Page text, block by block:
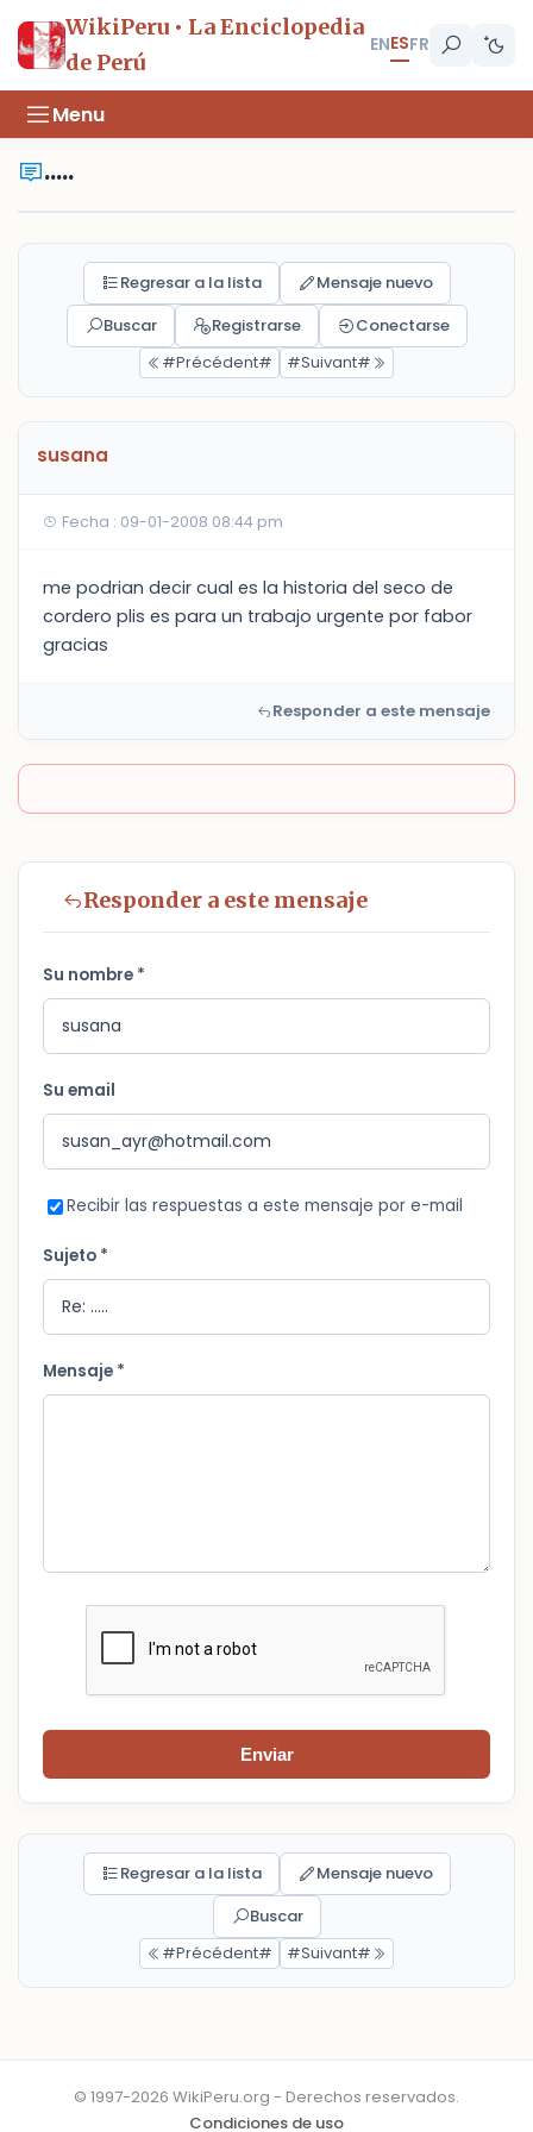
WikiPeru • La Enciclopedia
de Perú
ENESFR
Menu
.....
Regresar a la lista
Mensaje nuevo
Buscar
Registrarse
Conectarse
#Précédent#
#Suivant#
susana
Fecha : 09-01-2008 08:44 pm
me podrian decir cual es la historia del seco de
cordero plis es para un trabajo urgente por fabor
gracias
Responder a este mensaje
Responder a este mensaje
Su nombre *
Su email
Recibir las respuestas a este mensaje por e-mail
Sujeto *
Mensaje *
Enviar
Regresar a la lista
Mensaje nuevo
Buscar
#Précédent#
#Suivant#
© 1997-2026 WikiPeru.org - Derechos reservados.
Condiciones de uso